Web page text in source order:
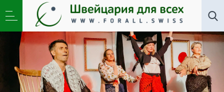
Искусство, Новости,Общество»Пережить потерю
с музами театра «Synthese»